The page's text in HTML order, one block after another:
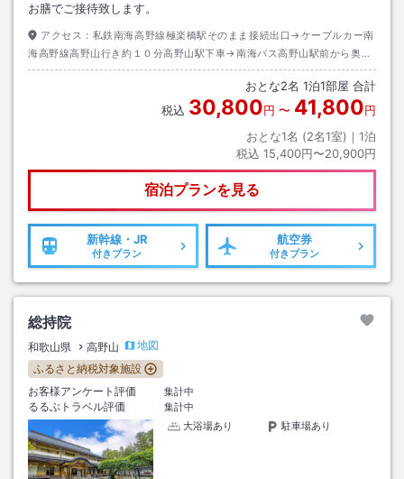
お膳でご接待致します。
アクセス： 私鉄南海高野線極楽橋駅そのまま接続出口→ケーブルカー南
海高野線高野山行き約１０分高野山駅下車→南海バス高野山駅前から奥の
院行き約１５分蓮花谷下車→徒歩約１分
おとな2名 1泊1部屋 合計
税込 30,800円 〜 41,800円
おとな1名 (2名1室)｜ 1泊
税込 15,400円〜20,900円
宿泊プランを見る
新幹線・JR
付きプラン
航空券
付きプラン
総持院
和歌山県 高野山
地図
ふるさと納税対象施設
お客様アンケート評価
集計中
るるぶトラベル評価
集計中
大浴場あり
駐車場あり